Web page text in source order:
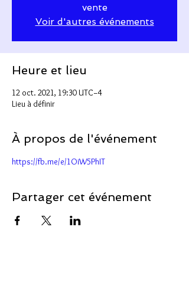
vente
Voir d'autres événements
Heure et lieu
12 oct. 2021, 19:30 UTC−4
Lieu à définir
À propos de l'événement
https://fb.me/e/1OiW5PhIT
Partager cet événement